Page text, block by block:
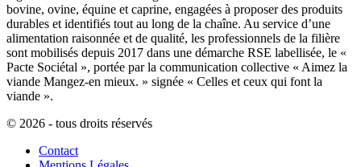
bovine, ovine, équine et caprine, engagées à proposer des produits
durables et identifiés tout au long de la chaîne. Au service d’une
alimentation raisonnée et de qualité, les professionnels de la filière
sont mobilisés depuis 2017 dans une démarche RSE labellisée, le «
Pacte Sociétal », portée par la communication collective « Aimez la
viande Mangez-en mieux. » signée « Celles et ceux qui font la
viande ».
© 2026 - tous droits réservés
Contact